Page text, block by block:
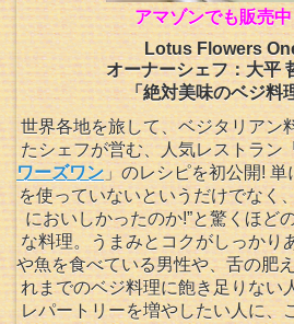
アマゾンでも販売
Lotus Flowers
オーナーシェフ：大平
「絶対美味のベジ料
世界各地を旅して、ベジタリアン
たシェフが営む、人気レストラン
ワーズワン」のレシピを初公開!
を使っていないというだけでなく
においしかったのか!”と驚くほど
な料理。うまみとコクがしっかり
や魚を食べている男性や、舌の肥
れまでのベジ料理に飽き足りない
レパートリーを増やしたい人に、